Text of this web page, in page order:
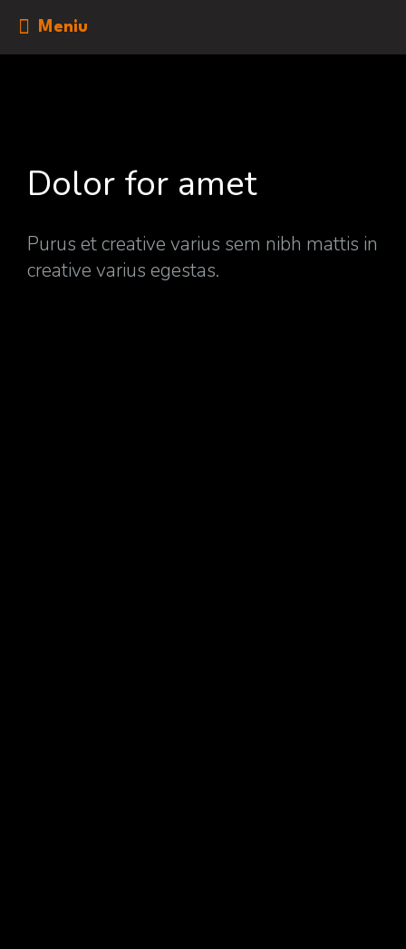
Meniu
Dolor for amet
Purus et creative varius sem nibh mattis in
creative varius egestas.